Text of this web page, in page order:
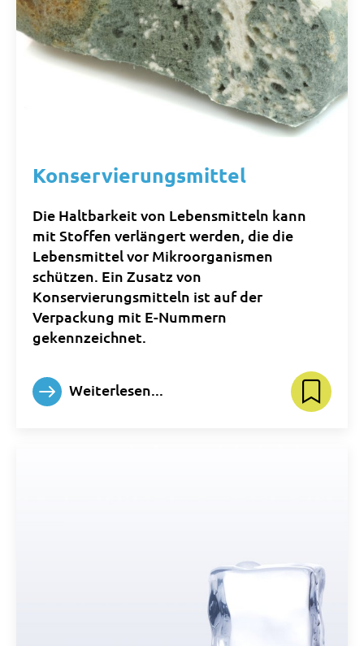
Konservierungsmittel
Die Haltbarkeit von Lebensmitteln kann
mit Stoffen verlängert werden, die die
Lebensmittel vor Mikroorganismen
schützen. Ein Zusatz von
Konservierungsmitteln ist auf der
Verpackung mit E-Nummern
gekennzeichnet.
Weiterlesen...